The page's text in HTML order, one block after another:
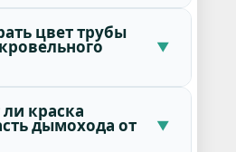
цвет трубы
краска
дымохода от